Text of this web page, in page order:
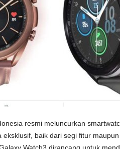
resmi meluncurkan
eksklusif, baik dari segi fitur